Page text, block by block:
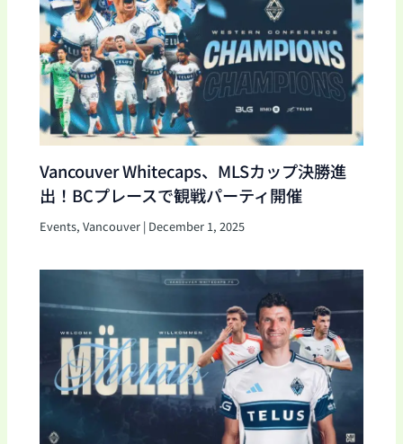
Vancouver Whitecaps、MLSカップ決勝進
出！BCプレースで観戦パーティ開催
Events,Vancouver | December 1, 2025